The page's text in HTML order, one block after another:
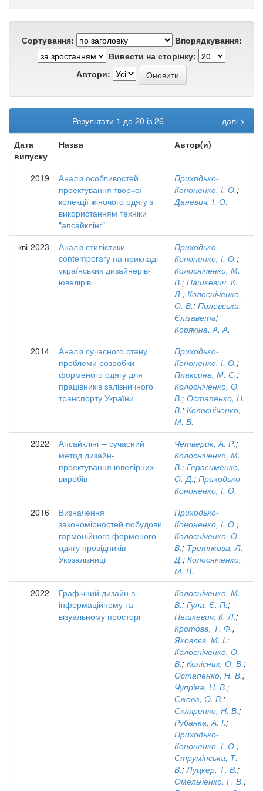
Сортування:
Впорядкування:
Вивести на сторінку:
Автори:
Результати 1 до 20 із 26
далі >
Дата
випуску
Назва Автор(и)
2019
Аналіз особливостей
проектування творчої
колекції жіночого одягу з
використанням техніки
"апсайклінг"
Приходько-
Кононенко, І. О.;
Даневич, І. О.
кві-2023
Аналіз стилістики
contemporary на прикладі
українських дизайнерів-
ювелірів
Приходько-
Кононенко, І. О.;
Колосніченко, М.
В.; Пашкевич, К.
Л.; Колосніченко,
О. В.; Полевська,
Єлізавета;
Корякіна, А. А.
2014
Аналіз сучасного стану
проблеми розробки
форменого одягу для
працівників залізничного
транспорту України
Приходько-
Кононенко, І. О.;
Плаксина, М. С.;
Колосніченко, О.
В.; Остапенко, Н.
В.; Колосніченко,
М. В.
2022
Апсайклінг – сучасний
метод дизайн-
проектування ювелірних
виробів
Четверик, А. Р.;
Колосніченко, М.
В.; Герасименко,
О. Д.; Приходько-
Кононенко, І. О.
2016
Визначення
закономірностей побудови
гармонійного форменого
одягу провідників
Укрзалізниці
Приходько-
Кононенко, І. О.;
Колосніченко, О.
В.; Третякова, Л.
Д.; Колосніченко,
М. В.
2022
Графічний дизайн в
інформаційному та
візуальному просторі
Колосніченко, М.
В.; Гула, Є. П.;
Пашкевич, К. Л.;
Кротова, Т. Ф.;
Яковлєв, М. І.;
Колосніченко, О.
В.; Колісник, О. В.;
Остапенко, Н. В.;
Чупріна, Н. В.;
Єжова, О. В.;
Скляренко, Н. В.;
Рубанка, А. І.;
Приходько-
Кононенко, І. О.;
Струмінська, Т.
В.;Луцкер, Т. В.;
Омельченко, Г. В.;